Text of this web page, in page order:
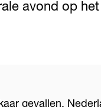
avond op
gevallen,